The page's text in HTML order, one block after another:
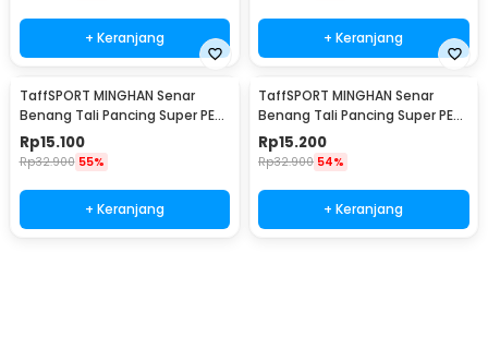
+ Keranjang + Keranjang
TaffSPORT MINGHAN Senar
Benang Tali Pancing Super PE
Braided Line 100M 2.0 - X4
Rp15.100
Rp32.900 55%
+ Keranjang
TaffSPORT MINGHAN Senar
Benang Tali Pancing Super PE
Braided Line 100M 3.0 - X4
Rp15.200
Rp32.900 54%
+ Keranjang